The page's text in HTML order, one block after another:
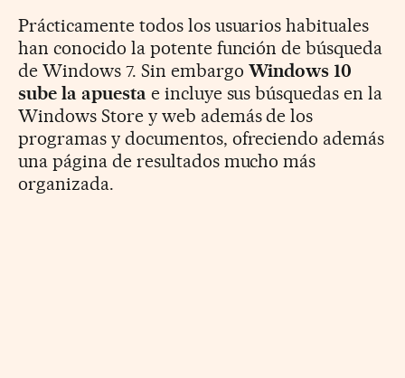
Prácticamente todos los usuarios habituales
han conocido la potente función de búsqueda
de Windows 7. Sin embargo Windows 10
sube la apuesta e incluye sus búsquedas en la
Windows Store y web además de los
programas y documentos, ofreciendo además
una página de resultados mucho más
organizada.